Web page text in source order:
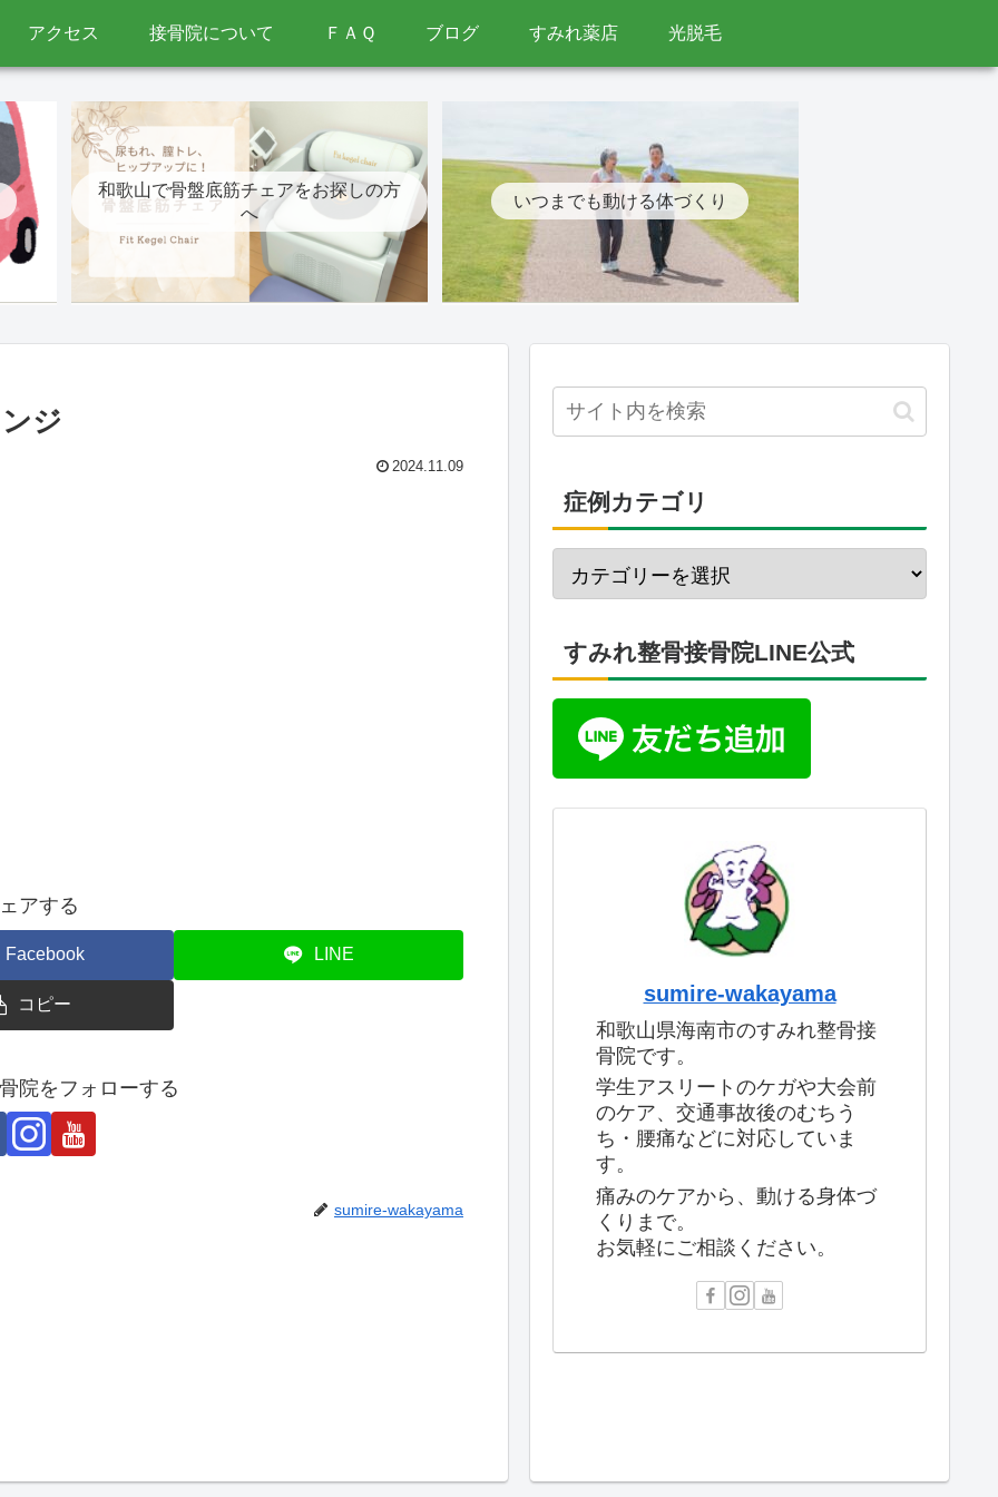
アクセス 接骨院について ＦＡＱ ブログ すみれ薬店 光脱毛
和歌山で骨盤底筋チェアをお探しの方
へ
いつまでも動ける体づくり
ジ
2024.11.09
アする
Facebook LINE
コピー
院をフォローする
sumire-wakayama
症例カテゴリ
すみれ整骨接骨院LINE公式
sumire-wakayama
和歌山県海南市のすみれ整骨接
骨院です。
学生アスリートのケガや大会前
のケア、交通事故後のむちう
ち・腰痛などに対応していま
す。
痛みのケアから、動ける身体づ
くりまで。
お気軽にご相談ください。